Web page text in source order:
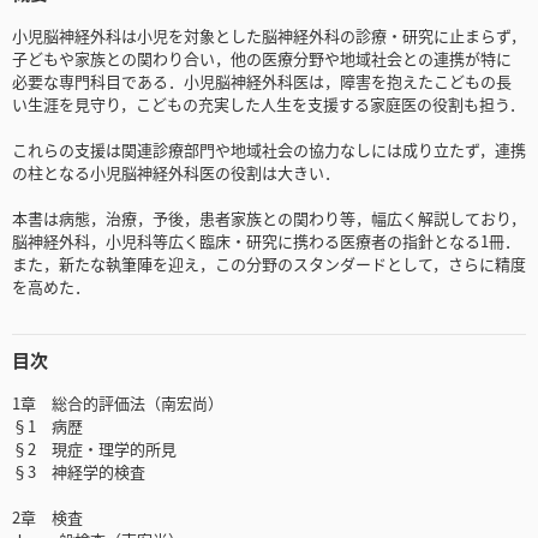
小児脳神経外科は小児を対象とした脳神経外科の診療・研究に止まらず，
子どもや家族との関わり合い，他の医療分野や地域社会との連携が特に
必要な専門科目である．小児脳神経外科医は，障害を抱えたこどもの長
い生涯を見守り，こどもの充実した人生を支援する家庭医の役割も担う．
これらの支援は関連診療部門や地域社会の協力なしには成り立たず，連携
の柱となる小児脳神経外科医の役割は大きい．
本書は病態，治療，予後，患者家族との関わり等，幅広く解説しており，
脳神経外科，小児科等広く臨床・研究に携わる医療者の指針となる1冊．
また，新たな執筆陣を迎え，この分野のスタンダードとして，さらに精度
を高めた．
目次
1章 総合的評価法（南宏尚）
§1 病歴
§2 現症・理学的所見
§3 神経学的検査
2章 検査